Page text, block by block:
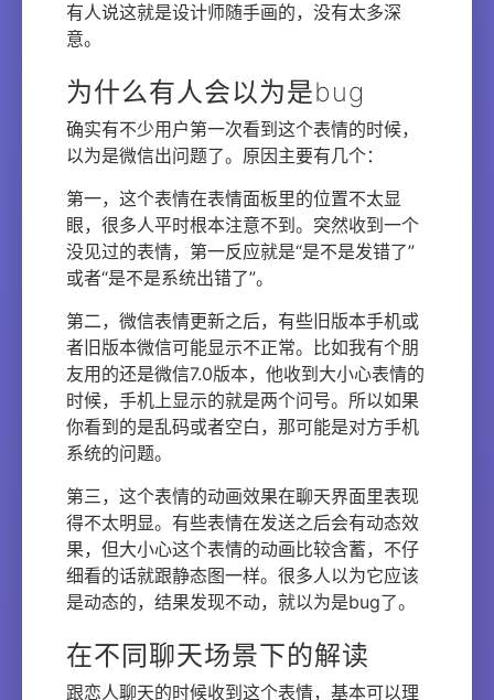
有人说这就是设计师随手画的，没有太多深
意。
为什么有人会以为是bug
确实有不少用户第一次看到这个表情的时候，
以为是微信出问题了。原因主要有几个：
第一，这个表情在表情面板里的位置不太显
眼，很多人平时根本注意不到。突然收到一个
没见过的表情，第一反应就是“是不是发错了”
或者“是不是系统出错了”。
第二，微信表情更新之后，有些旧版本手机或
者旧版本微信可能显示不正常。比如我有个朋
友用的还是微信7.0版本，他收到大小心表情的
时候，手机上显示的就是两个问号。所以如果
你看到的是乱码或者空白，那可能是对方手机
系统的问题。
第三，这个表情的动画效果在聊天界面里表现
得不太明显。有些表情在发送之后会有动态效
果，但大小心这个表情的动画比较含蓄，不仔
细看的话就跟静态图一样。很多人以为它应该
是动态的，结果发现不动，就以为是bug了。
在不同聊天场景下的解读
跟恋人聊天的时候收到这个表情，基本可以理